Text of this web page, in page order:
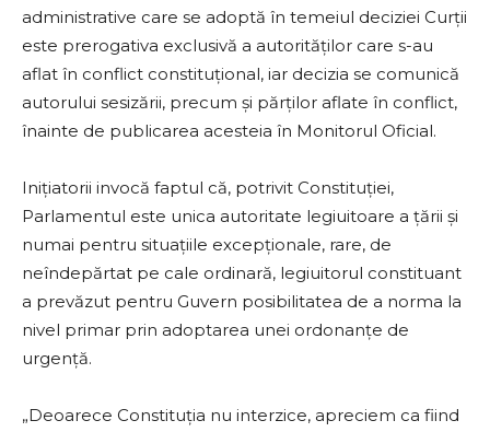
administrative care se adoptă în temeiul deciziei Curţii
este prerogativa exclusivă a autorităţilor care s-au
aflat în conflict constituţional, iar decizia se comunică
autorului sesizării, precum şi părţilor aflate în conflict,
înainte de publicarea acesteia în Monitorul Oficial.
Iniţiatorii invocă faptul că, potrivit Constituţiei,
Parlamentul este unica autoritate legiuitoare a ţării şi
numai pentru situaţiile excepţionale, rare, de
neîndepărtat pe cale ordinară, legiuitorul constituant
a prevăzut pentru Guvern posibilitatea de a norma la
nivel primar prin adoptarea unei ordonanţe de
urgenţă.
„Deoarece Constituţia nu interzice, apreciem ca fiind